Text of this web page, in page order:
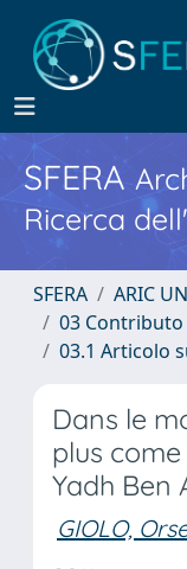
SFERA
Ricerca
SFERA
ARIC
03 Contributo
03.1 Articolo
Dans le
plus
Yadh Ben
GIOLO,